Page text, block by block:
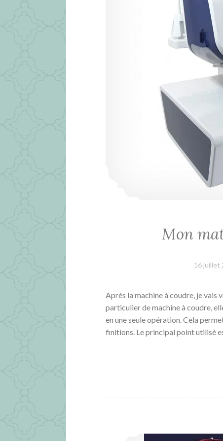
Mon
16 juillet
Après la machine à coudre, je vais
particulier de machine à coudre,
en une seule opération. Cela
finitions. Le principal point utilisé